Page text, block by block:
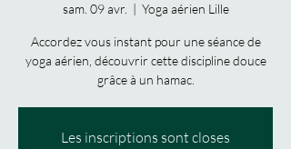
sam. 09 avr.
  |
Yoga aérien Lille
Accordez vous instant pour une séance de
yoga aérien, découvrir cette discipline douce
Les inscriptions sont closes